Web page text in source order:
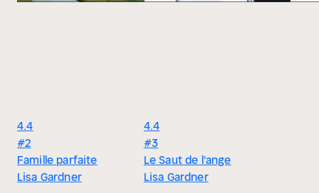
4.4
#2
Famille parfaite
Lisa Gardner
4.4
#3
Le Saut de l'ange
Lisa Gardner